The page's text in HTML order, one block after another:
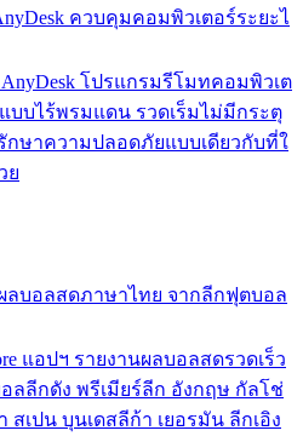
ควบคุมคอมพิวเตอร์ระยะไ
โปรแกรมรีโมทคอมพิวเต
บบไร้พรมแดน รวดเร็มไม่มีกระตุ
ษาความปลอดภัยแบบเดียวกับที่ใ
ย
ผลบอลสดภาษาไทย จากลีกฟุตบอล
แอปฯ รายงานผลบอลสดรวดเร็ว
ลลีกดัง พรีเมียร์ลีก อังกฤษ กัลโช่
สเปน บุนเดสลีก้า เยอรมัน ลีกเอิง